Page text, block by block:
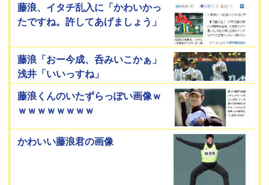
藤浪、イタチ乱入に「かわいかっ
たですね。許してあげましょう」
藤浪「おー今成、呑みいこかぁ」
浅井「いいっすね」
藤浪くんのいたずらっぽい画像ｗ
ｗｗｗｗｗｗｗｗ
かわいい藤浪君の画像